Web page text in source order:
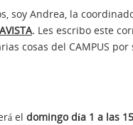
soy Andrea, la
. Les escribo este
cosas del CAMPUS
el domingo día 1 a las